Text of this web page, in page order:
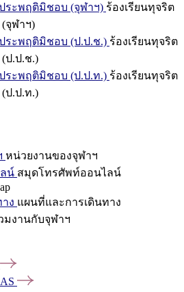
ระพฤติมิชอบ (จุฬาฯ) ร้องเรียนทุจริต
จุฬาฯ)
ระพฤติมิชอบ (ป.ป.ช.) ร้องเรียนทุจริต
ป.ป.ช.)
ระพฤติมิชอบ (ป.ป.ท.) ร้องเรียนทุจริต
ป.ป.ท.)
หน่วยงานของจุฬาฯ
น์ สมุดโทรศัพท์ออนไลน์
ง แผนที่และการเดินทาง
มงานกับจุฬาฯ